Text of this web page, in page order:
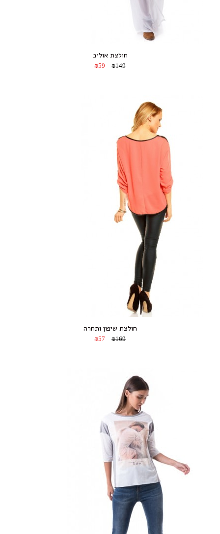
חולצת אוליב
₪149
₪59
חולצת שיפון ותחרה
₪169
₪57